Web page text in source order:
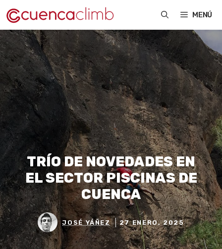
Saltar
al
contenido
MENÚ
TRÍO DE NOVEDADES EN
EL SECTOR PISCINAS DE
CUENCA
JOSÉ YÁÑEZ 27 ENERO, 2025